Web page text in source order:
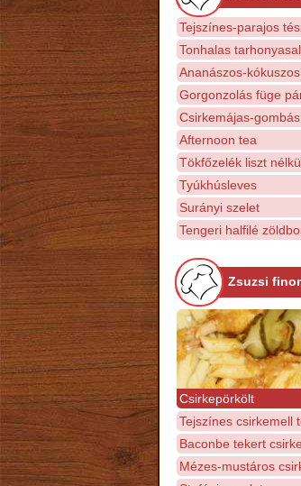
Tejszínes-parajos
Tonhalas
Ananászos-
Gorgonzolás füge
Csirkemájas-
Afternoon tea
Tökfőzelék liszt
Tyúkhúsleves
Surányi szelet
Tengeri halfilé
Zsuzsi
Csirkepörkölt
Tejszínes csirkemell
Baconbe tekert
Mézes-mustáros